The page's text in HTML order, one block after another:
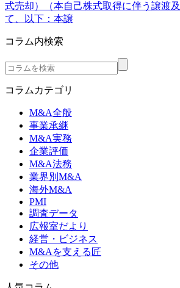
式売却）（本自己株式取得に伴う譲渡
て、以下：本譲
コラム内検索
コラムカテゴリ
M&A全般
事業承継
M&A実務
企業評価
M&A法務
業界別M&A
海外M&A
PMI
調査データ
広報室だより
経営・ビジネス
M&Aを支える匠
その他